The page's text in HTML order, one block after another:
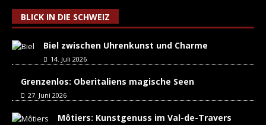
BLICK IN DIE SCHWEIZ
Biel zwischen Uhrenkunst und Charme
14. Juli 2026
Grenzenlos: Oberitaliens magische Seen
27. Juni 2026
Môtiers: Kunstgenuss im Val-de-Travers